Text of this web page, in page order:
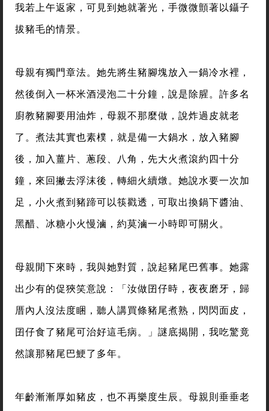
我若上午返家，可見到她就著光，手微微顫著以鑷子
拔豬毛的情景。
母親有獨門章法。她先將生豬腳塊放入一鍋冷水裡，
然後倒入一杯米酒浸泡二十分鐘，說是除腥。許多名
廚教豬腳要用油炸，母親不那麼做，說炸過皮就老
了。煮法其實也素樸，就是備一大鍋水，放入豬腳
後，加入薑片、蔥段、八角，先大火煮滾約四十分
鐘，來回撇去浮沫後，轉細火續燉。她說水要一次加
足，小火煮到豬蹄可以筷戳透，可取出換鍋下醬油、
黑醋、冰糖小火慢滷，約莫滷一小時即可關火。
母親閒下來時，我與她對質，說起豬尾巴舊事。她露
出少有的促狹笑意說：「汝做囝仔時，夜夜磨牙，歸
厝內人沒法度睏，聽人講買條豬尾煮熟，閃閃面皮，
囝仔食了豬尾可治好這毛病。」謎底揭開，我吃驚竟
然讓那豬尾巴鯁了多年。
年齡漸漸厚如豬皮，也不再樂度生辰。母親則垂垂老